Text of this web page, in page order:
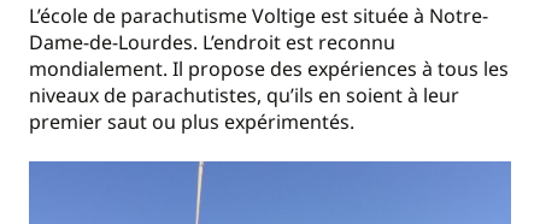
L’école de parachutisme Voltige est située à Notre-
Dame-de-Lourdes. L’endroit est reconnu
mondialement. Il propose des expériences à tous les
niveaux de parachutistes, qu’ils en soient à leur
premier saut ou plus expérimentés.